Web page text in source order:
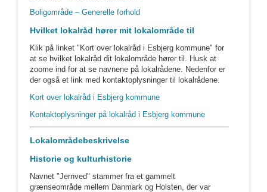
Boligområde – Generelle forhold
Hvilket lokalråd hører mit lokalområde til
Klik på linket "Kort over lokalråd i Esbjerg kommune" for
at se hvilket lokalråd dit lokalområde hører til. Husk at
zoome ind for at se navnene på lokalrådene. Nedenfor er
der også et link med kontaktoplysninger til lokalrådene.
Kort over lokalråd i Esbjerg kommune
Kontaktoplysninger på lokalråd i Esbjerg kommune
Lokalområdebeskrivelse
Historie og kulturhistorie
Navnet "Jernved" stammer fra et gammelt
grænseområde mellem Danmark og Holsten, der var